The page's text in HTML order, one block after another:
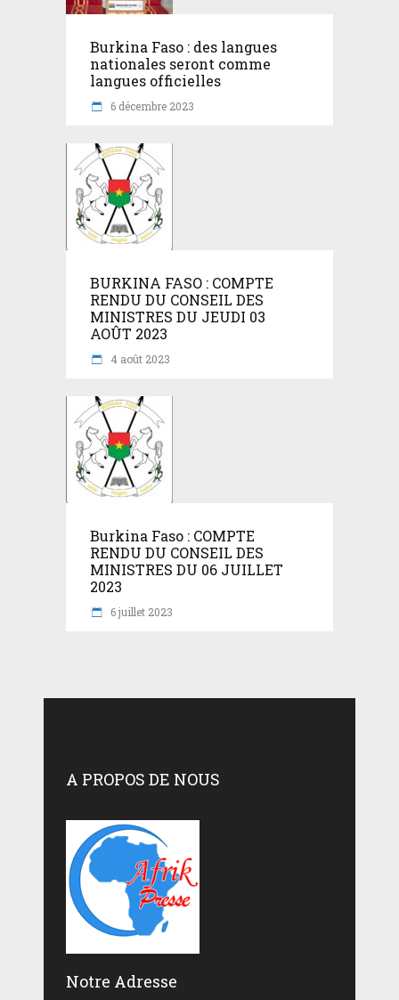
Burkina Faso : des langues
nationales seront comme
langues officielles
6 décembre 2023
BURKINA FASO : COMPTE
RENDU DU CONSEIL DES
MINISTRES DU JEUDI 03
AOÛT 2023
4 août 2023
Burkina Faso : COMPTE
RENDU DU CONSEIL DES
MINISTRES DU 06 JUILLET
2023
6 juillet 2023
A PROPOS DE NOUS
Notre Adresse